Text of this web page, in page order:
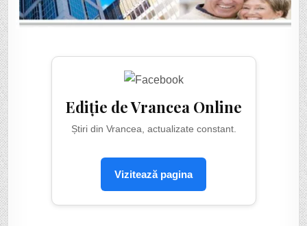
Ediție de Vrancea Online
Știri din Vrancea, actualizate constant.
Vizitează pagina